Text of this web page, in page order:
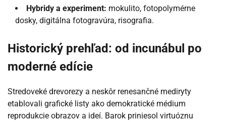
Hybridy a experiment: mokulito, fotopolymérne
dosky, digitálna fotogravúra, risografia.
Historický prehľad: od incunábul po
moderné edície
Stredoveké drevorezy a neskôr renesančné mediryty
etablovali grafické listy ako demokratické médium
reprodukcie obrazov a ideí. Barok priniesol virtuóznu